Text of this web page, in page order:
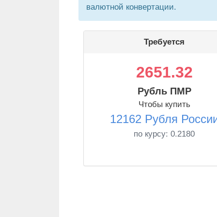
валютной конвертации.
Требуется
2651.32
Рубль ПМР
Чтобы купить
12162 Рубля
по курсу: 0.2180